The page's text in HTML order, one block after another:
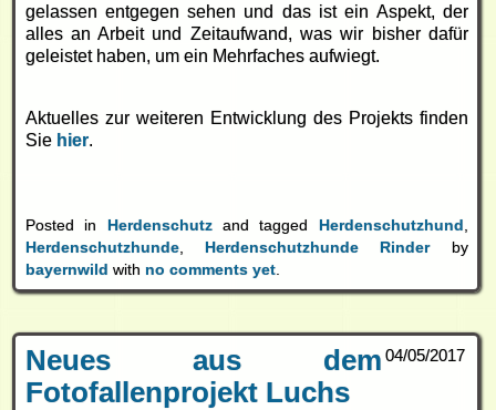
gelassen entgegen sehen und das ist ein Aspekt, der
alles an Arbeit und Zeitaufwand, was wir bisher dafür
geleistet haben, um ein Mehrfaches aufwiegt.
Aktuelles zur weiteren Entwicklung des Projekts finden
Sie hier.
Posted in Herdenschutzand tagged Herdenschutzhund
Herdenschutzhunde, Herdenschutzhunde Rinderby
bayernwild with no comments yet.
04/05/2017
Neues aus dem
Fotofallenprojekt Luchs